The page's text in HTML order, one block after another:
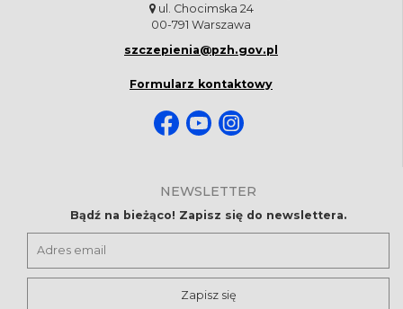
ul. Chocimska 24
00-791 Warszawa
szczepienia@pzh.gov.pl
Formularz kontaktowy
NEWSLETTER
Bądź na bieżąco! Zapisz się do newslettera.
email